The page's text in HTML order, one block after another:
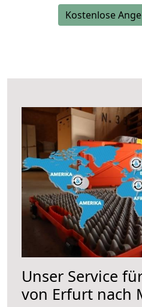
Kostenlose
Unser Service
von Erfurt nach